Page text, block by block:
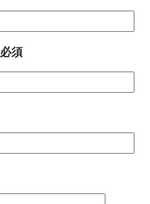
必須